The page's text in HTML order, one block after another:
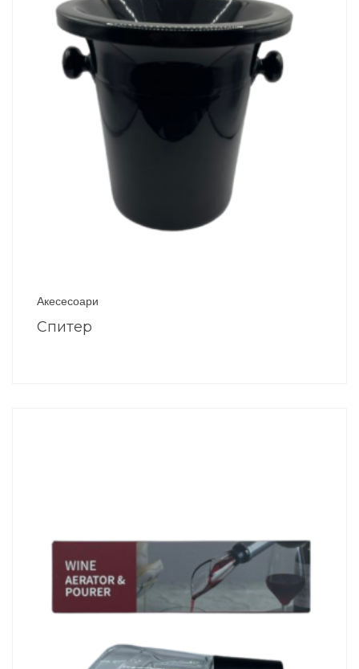
Акесесоари
Спитер